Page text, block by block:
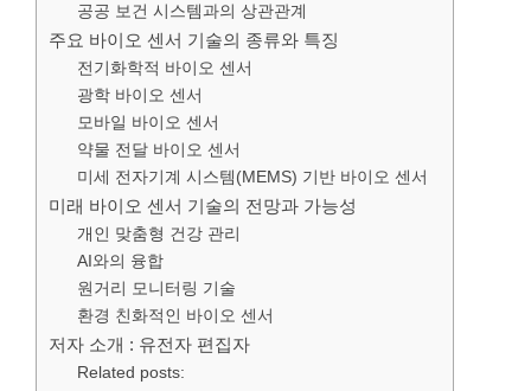
공공 보건 시스템과의 상관관계
주요 바이오 센서 기술의 종류와 특징
전기화학적 바이오 센서
광학 바이오 센서
모바일 바이오 센서
약물 전달 바이오 센서
미세 전자기계 시스템(MEMS) 기반 바이오 센서
미래 바이오 센서 기술의 전망과 가능성
개인 맞춤형 건강 관리
AI와의 융합
원거리 모니터링 기술
환경 친화적인 바이오 센서
저자 소개 : 유전자 편집자
Related posts: